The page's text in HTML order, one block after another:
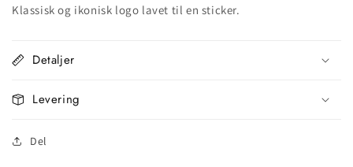
Klassisk og ikonisk logo lavet til en sticker.
Detaljer
Levering
Del